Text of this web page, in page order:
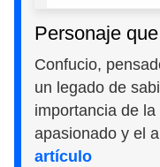
Personaje
Confucio,
un legado de
importancia de
apasionado y el
artículo